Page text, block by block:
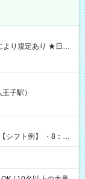
GET♪ お仕事後はコ
】試
子駅）